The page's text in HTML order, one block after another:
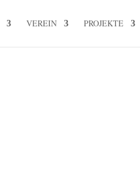
VEREIN PROJEKTE